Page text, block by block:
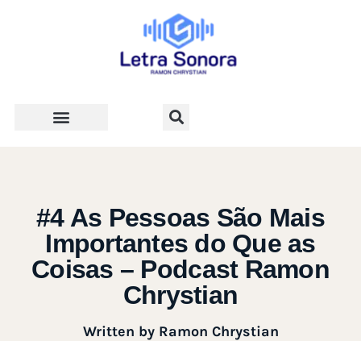
#4 As Pessoas São Mais
Importantes do Que as
Coisas – Podcast Ramon
Chrystian
Written byRamon Chrystian